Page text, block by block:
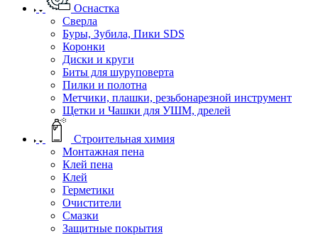
Оснастка
Сверла
Буры, Зубила, Пики SDS
Коронки
Диски и круги
Биты для шуруповерта
Пилки и полотна
Метчики, плашки, резьбонарезной инструмент
Щетки и Чашки для УШМ, дрелей
Строительная химия
Монтажная пена
Клей пена
Клей
Герметики
Очистители
Смазки
Защитные покрытия